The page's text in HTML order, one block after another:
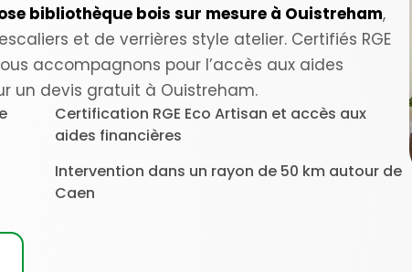
bibliothèque bois sur mesure à Ouistreham,
et de verrières style atelier. Certifiés RGE
accompagnons pour l’accès aux aides
un devis gratuit à Ouistreham.
Certification RGE Eco Artisan et accès aux
aides financières
Intervention dans un rayon de 50 km autour de
Caen